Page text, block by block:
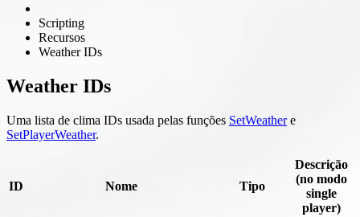
Scripting
Recursos
Weather IDs
Weather IDs
Uma lista de clima IDs usada pelas funções SetWeathere
SetPlayerWeather.
ID Nome Tipo
Descrição
(no modo
single
player)